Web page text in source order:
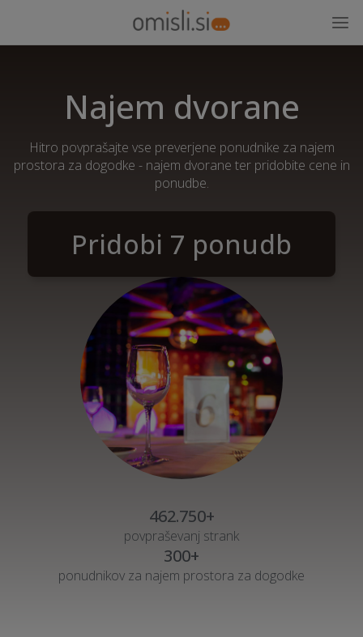
Najem dvorane
Hitro povprašajte vse preverjene ponudnike za najem
prostora za dogodke - najem dvorane ter pridobite cene in
ponudbe.
Pridobi 7 ponudb
462.750+
povpraševanj strank
300+
ponudnikov za najem prostora za dogodke